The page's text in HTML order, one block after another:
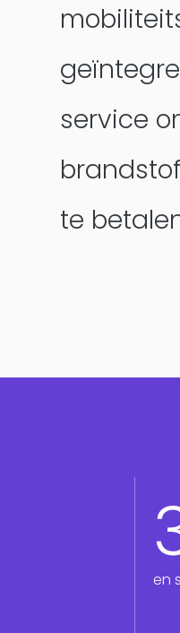
service
te
en